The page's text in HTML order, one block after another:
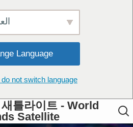
Language
not switch language
틀라이트 - World
Satellite